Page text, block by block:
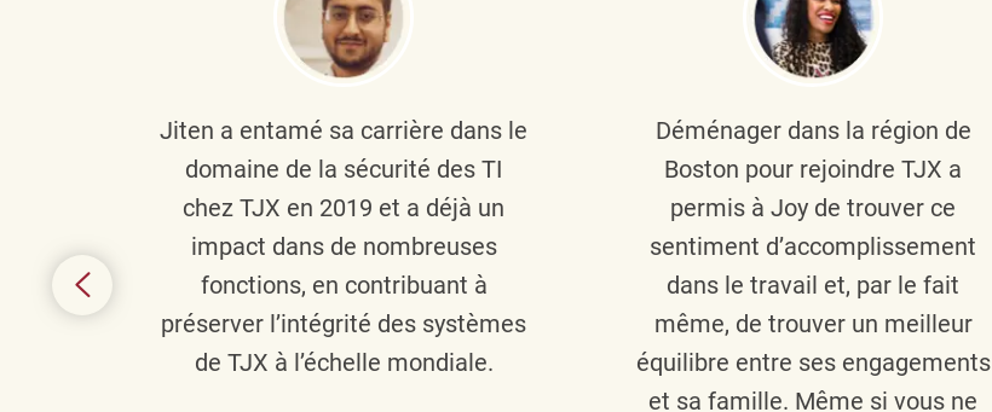
Jiten a entamé sa carrière dans le
domaine de la sécurité des TI
chez TJX en 2019 et a déjà un
impact dans de nombreuses
fonctions, en contribuant à
préserver l’intégrité des systèmes
de TJX à l’échelle mondiale.
Déménager dans la région de
Boston pour rejoindre TJX a
permis à Joy de trouver ce
sentiment d’accomplissement
dans le travail et, par le fait
même, de trouver un meilleur
équilibre entre ses engagements
et sa famille. Même si vous ne